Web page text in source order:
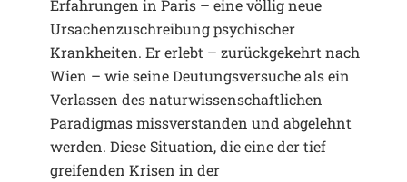
Erfahrungen in Paris – eine völlig neue
Ursachenzuschreibung psychischer
Krankheiten. Er erlebt – zurückgekehrt nach
Wien – wie seine Deutungsversuche als ein
Verlassen des naturwissenschaftlichen
Paradigmas missverstanden und abgelehnt
werden. Diese Situation, die eine der tief
greifenden Krisen in der